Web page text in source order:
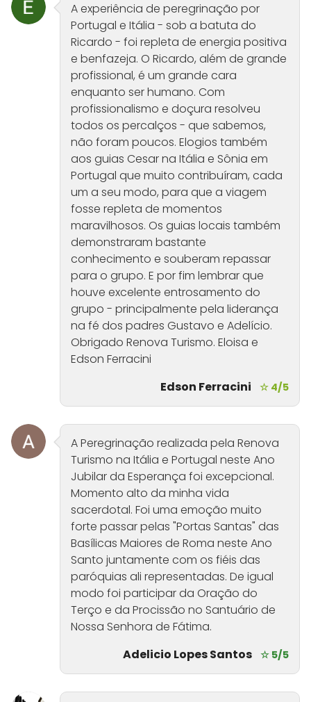
A experiência de peregrinação por
Portugal e Itália - sob a batuta do
Ricardo - foi repleta de energia positiva
e benfazeja. O Ricardo, além de grande
profissional, é um grande cara
enquanto ser humano. Com
profissionalismo e doçura resolveu
todos os percalços - que sabemos,
não foram poucos. Elogios também
aos guias Cesar na Itália e Sônia em
Portugal que muito contribuíram, cada
um a seu modo, para que a viagem
fosse repleta de momentos
maravilhosos. Os guias locais também
demonstraram bastante
conhecimento e souberam repassar
para o grupo. E por fim lembrar que
houve excelente entrosamento do
grupo - principalmente pela liderança
na fé dos padres Gustavo e Adelício.
Obrigado Renova Turismo. Eloisa e
Edson Ferracini
Edson Ferracini
☆ 4/5
A Peregrinação realizada pela Renova
Turismo na Itália e Portugal neste Ano
Jubilar da Esperança foi excepcional.
Momento alto da minha vida
sacerdotal. Foi uma emoção muito
forte passar pelas "Portas Santas" das
Basílicas Maiores de Roma neste Ano
Santo juntamente com os fiéis das
paróquias ali representadas. De igual
modo foi participar da Oração do
Terço e da Procissão no Santuário de
Nossa Senhora de Fátima.
Adelicio Lopes Santos ☆ 5/5